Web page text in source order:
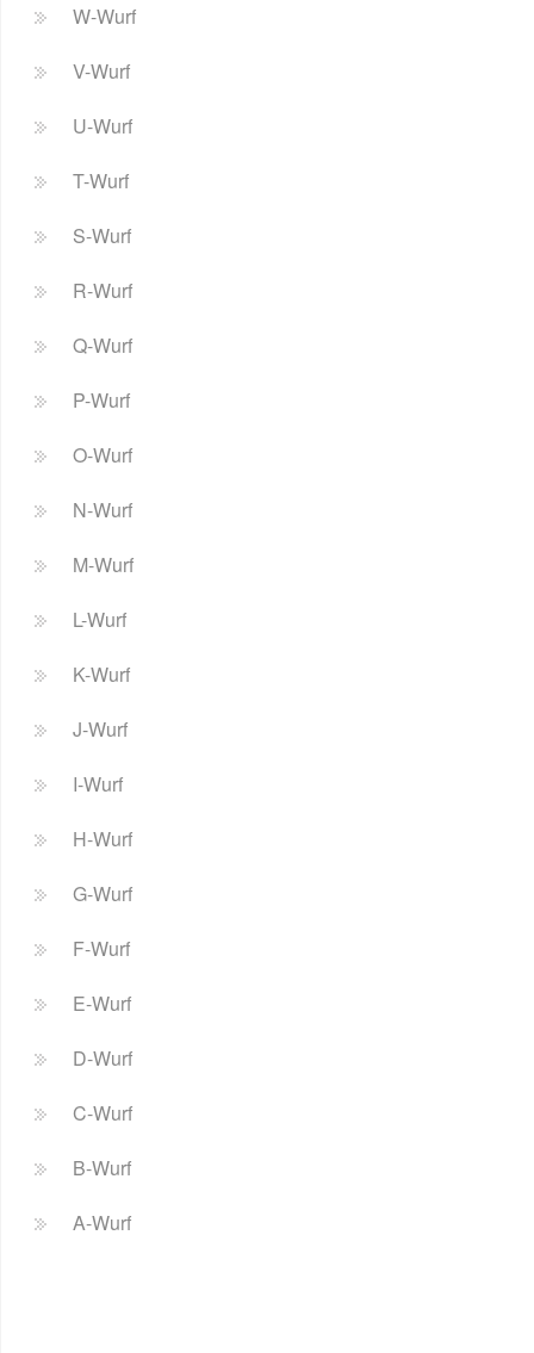
W-Wurf
V-Wurf
U-Wurf
T-Wurf
S-Wurf
R-Wurf
Q-Wurf
P-Wurf
O-Wurf
N-Wurf
M-Wurf
L-Wurf
K-Wurf
J-Wurf
I-Wurf
H-Wurf
G-Wurf
F-Wurf
E-Wurf
D-Wurf
C-Wurf
B-Wurf
A-Wurf